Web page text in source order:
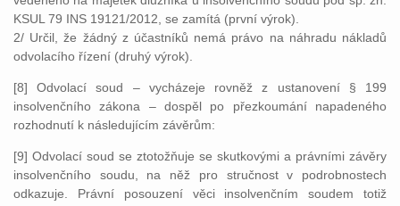
KSUL 79 INS 19121/2012, se zamítá (první výrok).
2/ Určil, že žádný z účastníků nemá právo na náhradu nákladů
odvolacího řízení (druhý výrok).
[8] Odvolací soud – vycházeje rovněž z ustanovení § 199
insolvenčního zákona – dospěl po přezkoumání napadeného
rozhodnutí k následujícím závěrům:
[9] Odvolací soud se ztotožňuje se skutkovými a právními závěry
insolvenčního soudu, na něž pro stručnost v podrobnostech
odkazuje. Právní posouzení věci insolvenčním soudem totiž